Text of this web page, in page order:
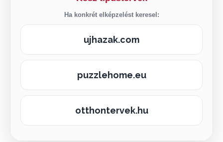
Ha konkrét elképzelést keresel:
ujhazak.com
puzzlehome.eu
otthontervek.hu